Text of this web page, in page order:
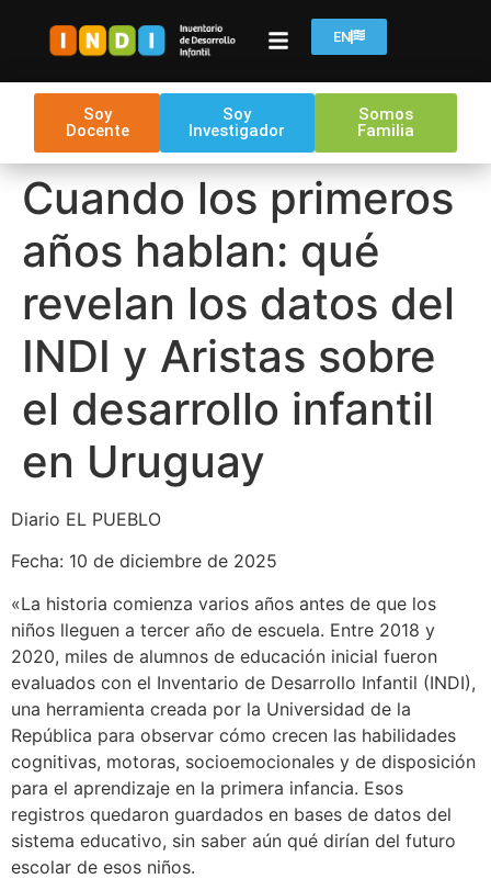
EN
Soy
Docente
Soy
Investigador
Somos
Familia
Cuando los primeros
años hablan: qué
revelan los datos del
INDI y Aristas sobre
el desarrollo infantil
en Uruguay
Diario EL PUEBLO
Fecha: 10 de diciembre de 2025
«La historia comienza varios años antes de que los
niños lleguen a tercer año de escuela. Entre 2018 y
2020, miles de alumnos de educación inicial fueron
evaluados con el Inventario de Desarrollo Infantil (INDI),
una herramienta creada por la Universidad de la
República para observar cómo crecen las habilidades
cognitivas, motoras, socioemocionales y de disposición
para el aprendizaje en la primera infancia. Esos
registros quedaron guardados en bases de datos del
sistema educativo, sin saber aún qué dirían del futuro
escolar de esos niños.